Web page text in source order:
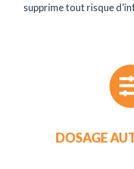
supprime tout risque
DOSAGE